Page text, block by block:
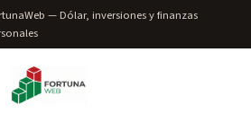
— Dólar, inversiones y finanzas